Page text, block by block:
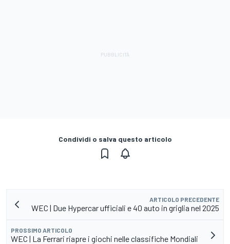
Condividi o salva questo articolo
ARTICOLO PRECEDENTE
WEC | Due Hypercar ufficiali e 40 auto in griglia nel 2025
PROSSIMO ARTICOLO
WEC | La Ferrari riapre i giochi nelle classifiche Mondiali